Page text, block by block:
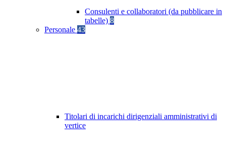
Consulenti e collaboratori (da pubblicare in
tabelle) 8
Personale 43
Titolari di incarichi dirigenziali amministrativi di
vertice